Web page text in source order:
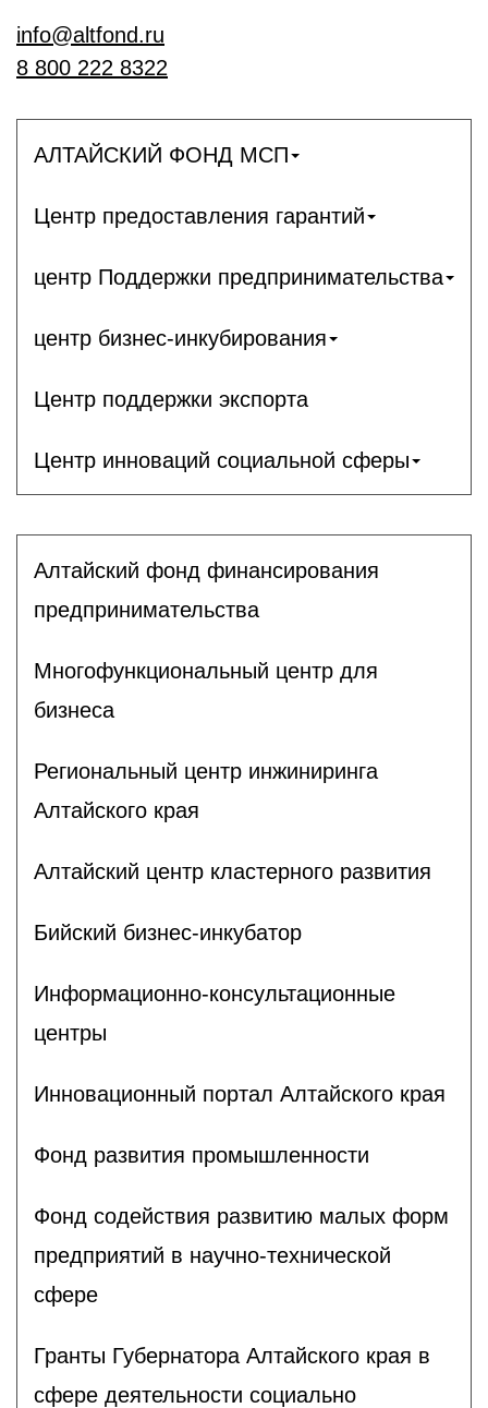
info@altfond.ru
8 800 222 8322
АЛТАЙСКИЙ ФОНД МСП
Центр предоставления гарантий
центр Поддержки предпринимательства
центр бизнес-инкубирования
Центр поддержки экспорта
Центр инноваций социальной сферы
Алтайский фонд финансирования
предпринимательства
Многофункциональный центр для
бизнеса
Региональный центр инжиниринга
Алтайского края
Алтайский центр кластерного развития
Бийский бизнес-инкубатор
Информационно-консультационные
центры
Инновационный портал Алтайского края
Фонд развития промышленности
Фонд содействия развитию малых форм
предприятий в научно-технической
сфере
Гранты Губернатора Алтайского края в
сфере деятельности социально